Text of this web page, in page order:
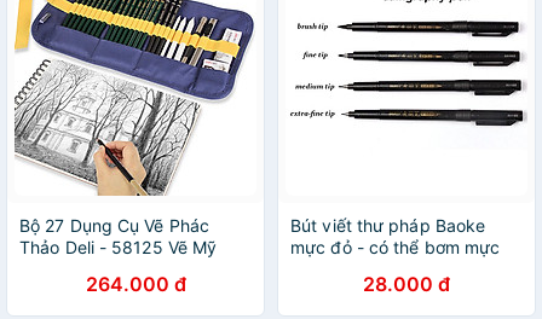
Bộ 27 Dụng Cụ Vẽ Phác
Thảo Deli - 58125 Vẽ Mỹ
264.000 đ
Bút viết thư pháp Baoke
mực đỏ - có thể bơm mực
28.000 đ